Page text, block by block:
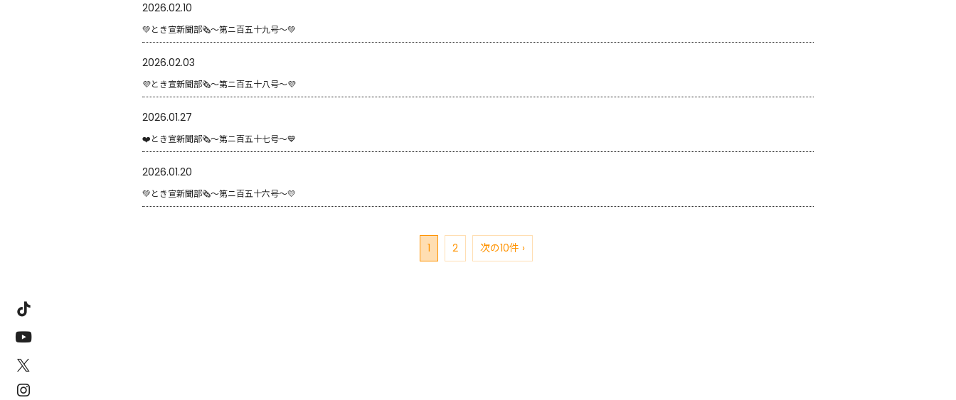
2026.02.10
💚とき宣新聞部🗞〜第ニ百五十九号〜💚
2026.02.03
💜とき宣新聞部🗞〜第ニ百五十八号〜💜
2026.01.27
❤️とき宣新聞部🗞〜第ニ百五十七号〜💙
2026.01.20
💚とき宣新聞部🗞〜第ニ百五十六号〜💛
1 2 次の10件 ›